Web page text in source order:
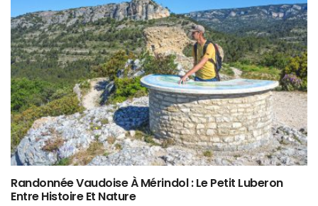
Randonnée Vaudoise À Mérindol : Le Petit Luberon
Entre Histoire Et Nature